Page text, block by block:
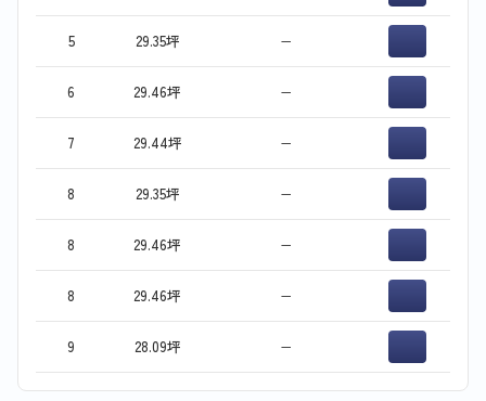
5 29.35坪 −
6 29.46坪 −
7 29.44坪 −
8 29.35坪 −
8 29.46坪 −
8 29.46坪 −
9 28.09坪 −